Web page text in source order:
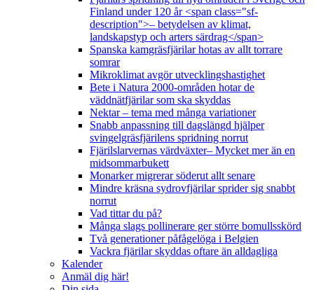
Finland under 120 år <span class="sf-
description">– betydelsen av klimat,
landskapstyp och arters särdrag</span>
Spanska kamgräsfjärilar hotas av allt torrare
somrar
Mikroklimat avgör utvecklingshastighet
Bete i Natura 2000-områden hotar de
väddnätfjärilar som ska skyddas
Nektar – tema med många variationer
Snabb anpassning till dagslängd hjälper
svingelgräsfjärilens spridning norrut
Fjärilslarvernas värdväxter– Mycket mer än en
midsommarbukett
Monarker migrerar söderut allt senare
Mindre kräsna sydrovfjärilar sprider sig snabbt
norrut
Vad tittar du på?
Många slags pollinerare ger större bomullsskörd
Två generationer påfågelöga i Belgien
Vackra fjärilar skyddas oftare än alldagliga
Kalender
Anmäl dig här!